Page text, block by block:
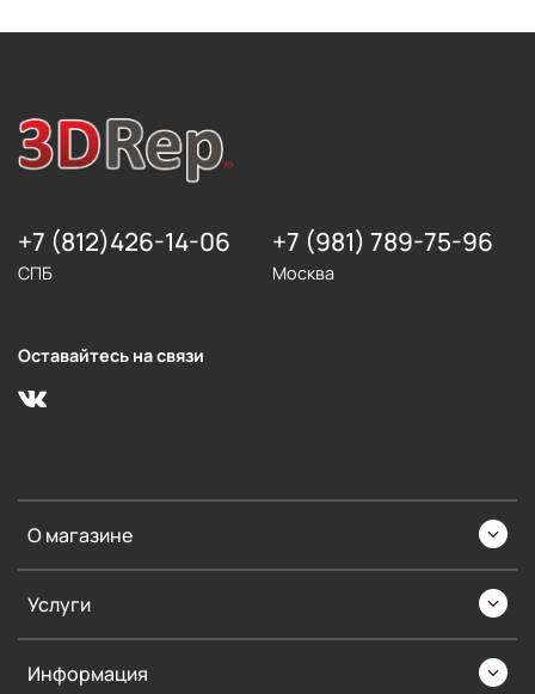
О магазине
Услуги
Информация
+7 (812)426-14-06
СПБ
+7 (981) 789-75-96
Москва
Оставайтесь на связи